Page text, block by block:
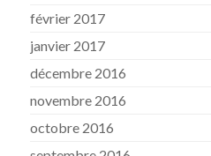
février 2017
janvier 2017
décembre 2016
novembre 2016
octobre 2016